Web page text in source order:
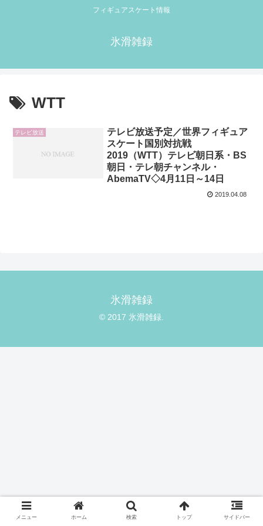
フィギュアスケート情報
氷滑雑録
WTT
テレビ放送
テレビ放送予定／世界フィギュア
スケート国別対抗戦
2019（WTT）テレビ朝日系・BS
朝日・テレ朝チャンネル・
AbemaTV◇4月11日～14日
2019.04.08
氷滑雑録
© 2017 氷滑雑録.
メニュー ホーム 検索 トップ サイドバー